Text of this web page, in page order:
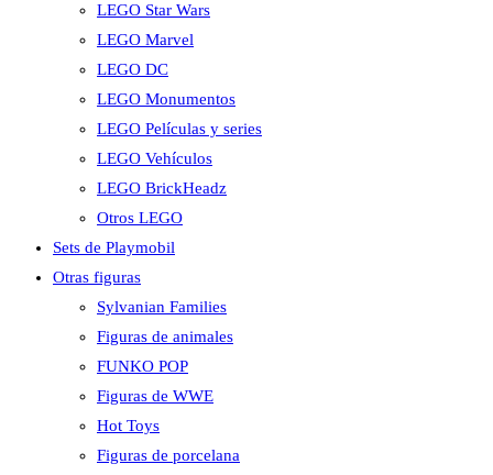
LEGO Star Wars
LEGO Marvel
LEGO DC
LEGO Monumentos
LEGO Películas y series
LEGO Vehículos
LEGO BrickHeadz
Otros LEGO
Sets de Playmobil
Otras figuras
Sylvanian Families
Figuras de animales
FUNKO POP
Figuras de WWE
Hot Toys
Figuras de porcelana